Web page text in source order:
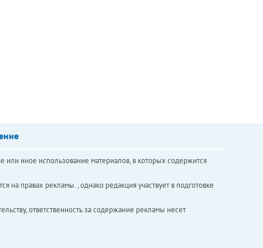
или иное использование материалов, в которых содержится
правах рекламы. , однако редакция участвует в подготовке
ответственность за содержание рекламы несет